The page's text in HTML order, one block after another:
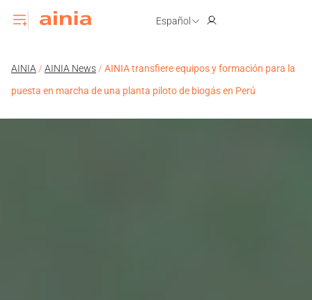
Español
AINIA / AINIA News / AINIA transfiere equipos y formación para la
puesta en marcha de una planta piloto de biogás en Perú